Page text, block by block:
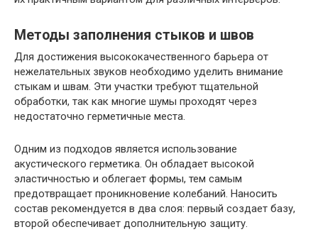
Методы заполнения стыков и швов
Для достижения высококачественного барьера от
нежелательных звуков необходимо уделить внимание
стыкам и швам. Эти участки требуют тщательной
обработки, так как многие шумы проходят через
недостаточно герметичные места.
Одним из подходов является использование
акустического герметика. Он обладает высокой
эластичностью и облегает формы, тем самым
предотвращает проникновение колебаний. Наносить
состав рекомендуется в два слоя: первый создает базу,
второй обеспечивает дополнительную защиту.